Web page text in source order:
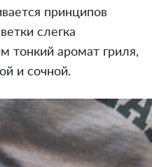
принципов
слегка
тонкий аромат гриля,
и сочной.